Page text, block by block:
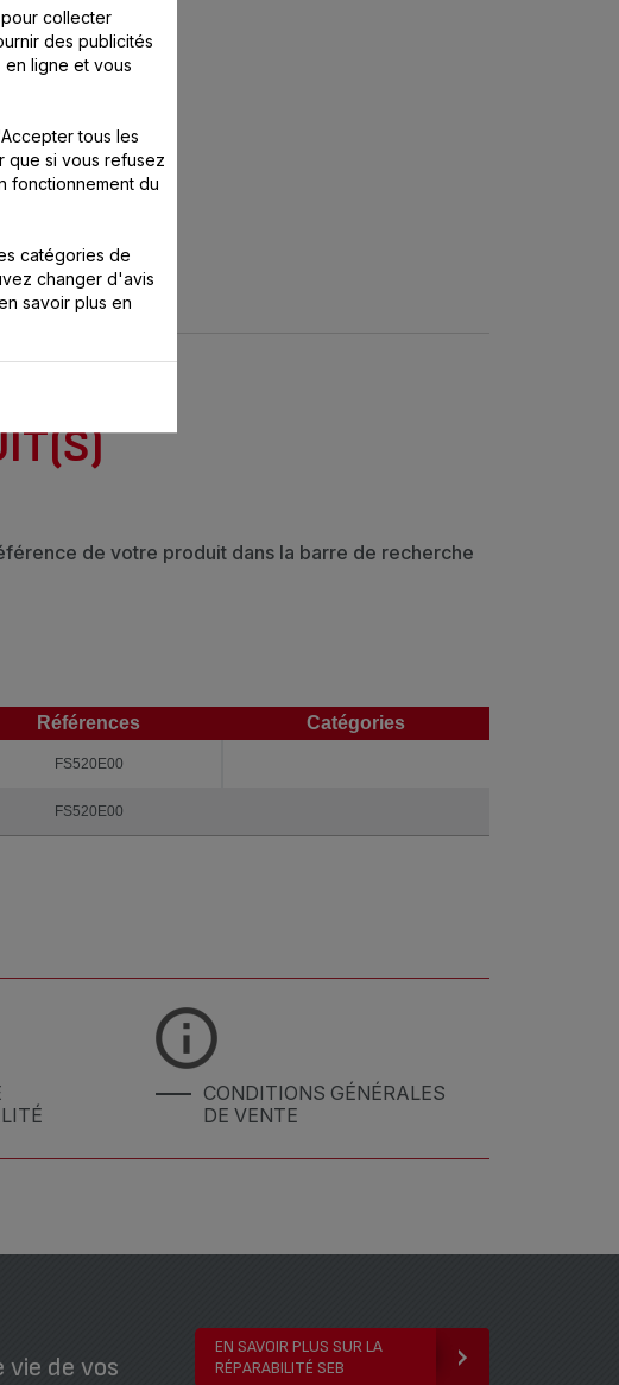
de votre produit dans la barre de recherche
Références
Catégories
FS520E00
FS520E00
CONDITIONS GÉNÉRALES
DE VENTE
de vos
EN SAVOIR PLUS SUR LA
RÉPARABILITÉ SEB
collecter
des publicités
ligne et vous
tous les
que si vous refusez
fonctionnement du
catégories de
changer d'avis
savoir plus en